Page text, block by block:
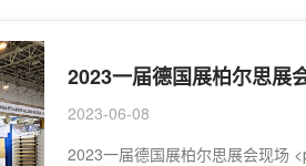
2023一届德国展柏尔思展
2023-06-08
2023一届德国展柏尔思展会现场